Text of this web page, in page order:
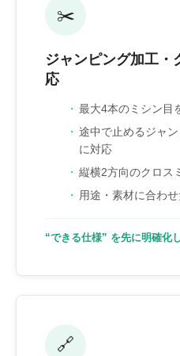
✂️
ジャンピング加工・
応
最大4本のミシン目
途中で止めるジャン
に対応
縦横2方向のクロス
用途・素材に合わ
“できる仕様” を先に明確化
🔗